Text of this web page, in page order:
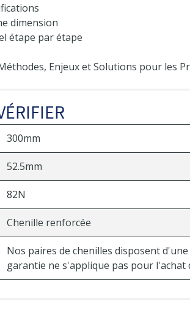
dimension
étape par étape
Enjeux et Solutions pour les
300mm
52.5mm
82N
Chenille renforcée
Nos paires de chenilles disposent
garantie ne s'applique pas pour l'achat